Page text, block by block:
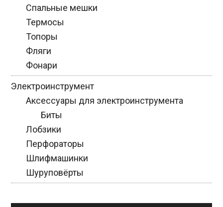
Спальные мешки
Термосы
Топоры
Фляги
Фонари
Электроинструмент
Аксессуары для электроинструмента
Биты
Лобзики
Перфораторы
Шлифмашинки
Шуруповёрты